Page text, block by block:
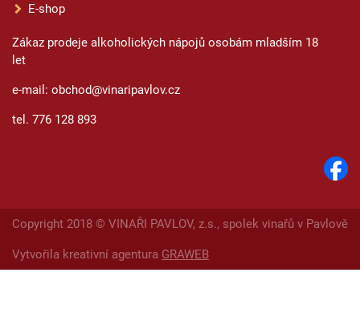
E-shop
Zákaz prodeje alkoholických nápojů osobám mladším 18
let
e-mail: obchod@vinaripavlov.cz
tel. 776 128 893
Copyright 2018 © VINAŘI PAVLOV, z.s., spolek vinařů v Pavlově
Vytvořila kreativní agentura GRAWEB